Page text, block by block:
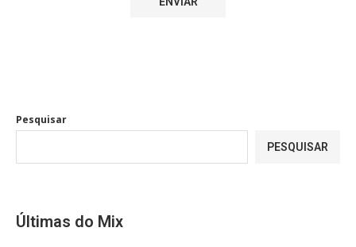
Pesquisar
PESQUISAR
Últimas do Mix